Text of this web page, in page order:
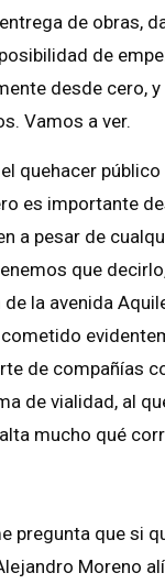
de obras,
de
desde cero, y
Vamos a ver.
quehacer
es importante
a pesar de
que
la avenida
de compañías
de vialidad, al
mucho qué
pregunta que si
Moreno